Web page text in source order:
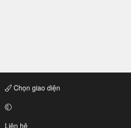
Chọn giao diện
Liên hệ